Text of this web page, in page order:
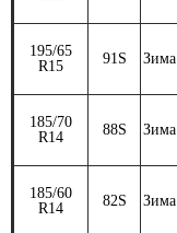
195/65
R15
91S Зима
185/70
R14
88S Зима
185/60
R14
82S Зима